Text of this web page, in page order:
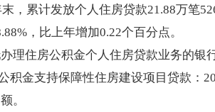
，累计发放个人住房贷款21.88万笔
，比上年增加0.22个百分点。
理住房公积金个人住房贷款业务的银
积金支持保障性住房建设项目贷款：
。